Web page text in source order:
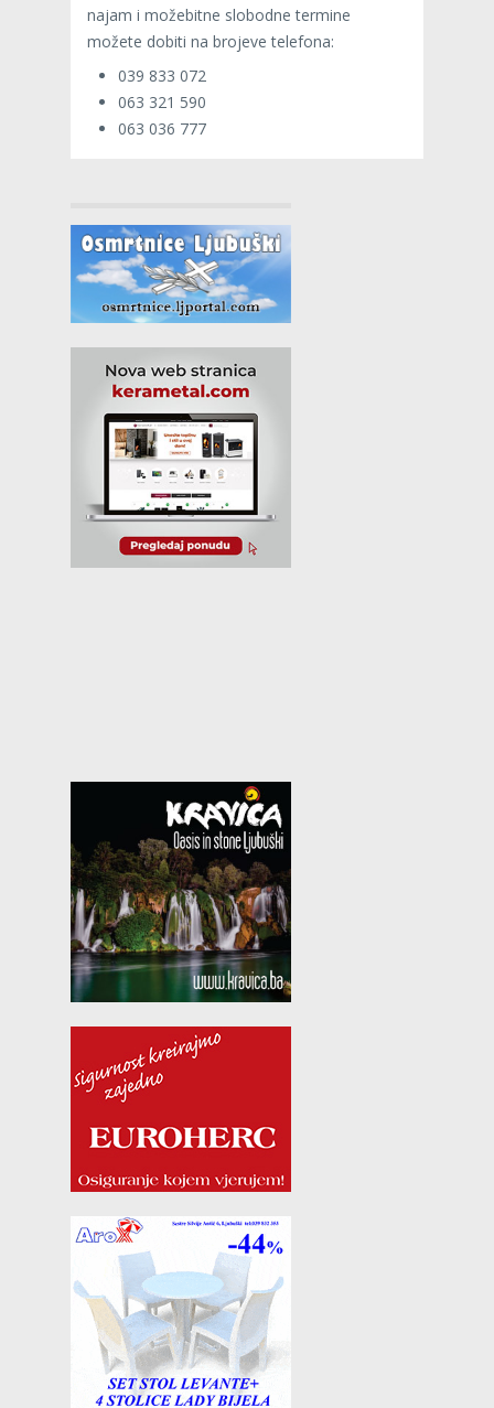
najam i možebitne slobodne termine
možete dobiti na brojeve telefona:
039 833 072
063 321 590
063 036 777